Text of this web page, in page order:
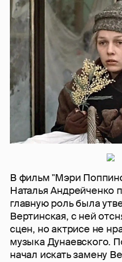
В фильм "Мэри
Наталья Андрейченко
главную роль была
Вертинская, с ней
сцен, но актрисе не
музыка Дунаевского.
начал искать замену